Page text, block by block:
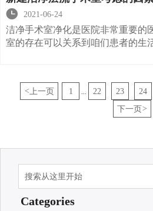

2021-06-24
洁净手术室净化是医院非常重要的
室的存在可以关系到咱们患者的生
< 上一页 1 22 23 24
下一页>
Categories